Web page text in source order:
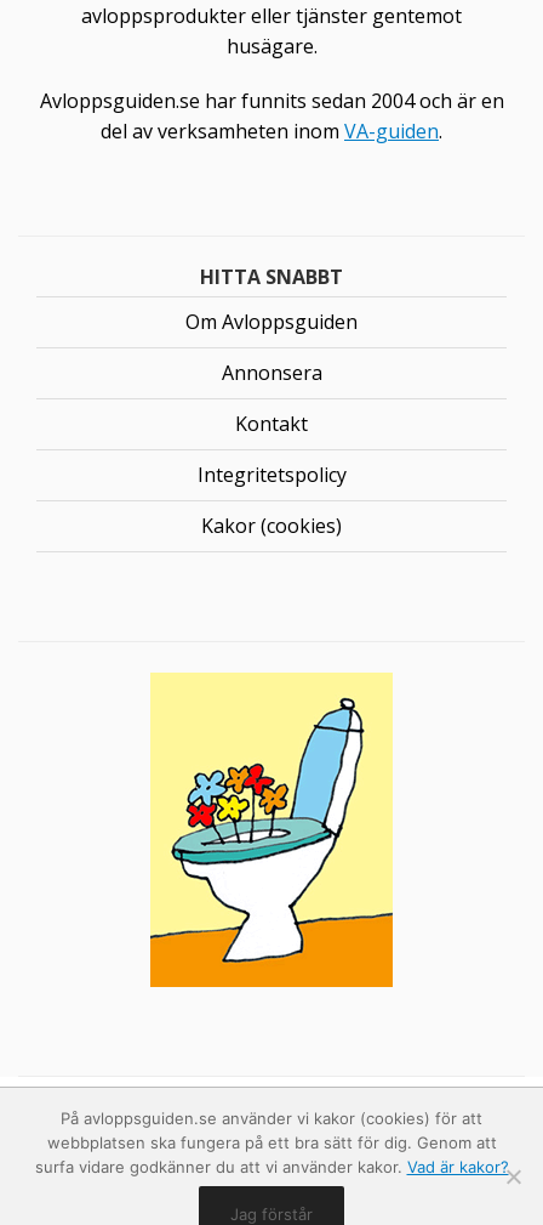
avloppsprodukter eller tjänster gentemot
husägare.
Avloppsguiden.se har funnits sedan 2004 och är en
del av verksamheten inom VA-guiden.
HITTA SNABBT
Om Avloppsguiden
Annonsera
Kontakt
Integritetspolicy
Kakor (cookies)
På avloppsguiden.se använder vi kakor (cookies) för att
webbplatsen ska fungera på ett bra sätt för dig. Genom att
surfa vidare godkänner du att vi använder kakor. Vad är kakor?
Jag förstår